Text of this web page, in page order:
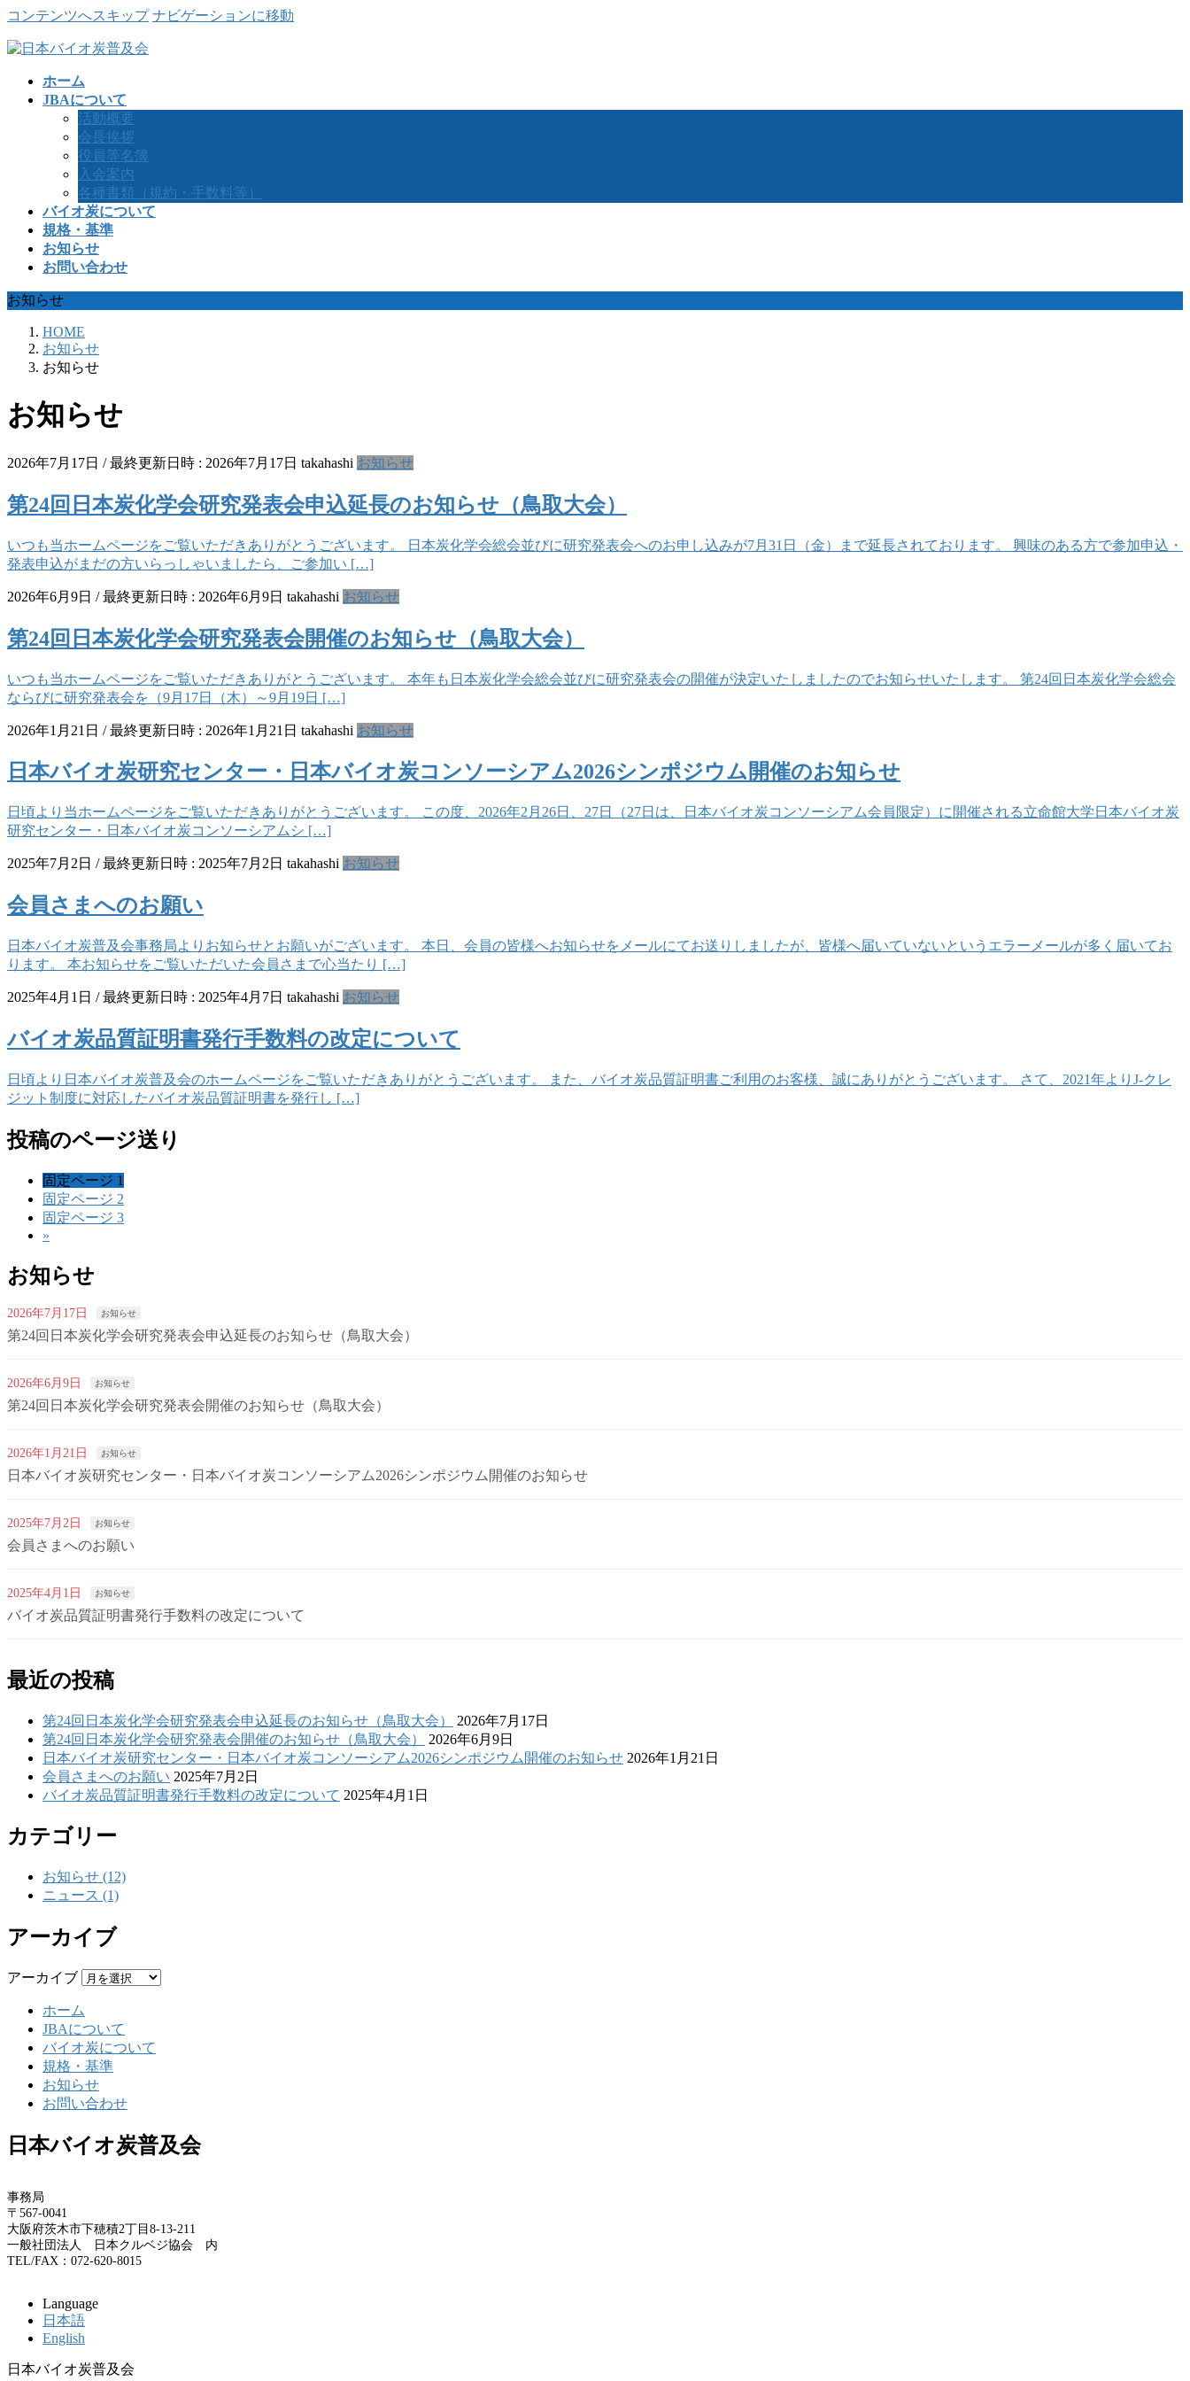
コンテンツへスキップ ナビゲーションに移動
ホーム
JBAについて
活動概要
会長挨拶
役員等名簿
入会案内
各種書類（規約・手数料等）
バイオ炭について
規格・基準
お知らせ
お問い合わせ
お知らせ
HOME
お知らせ
お知らせ
お知らせ
2026年7月17日 / 最終更新日時 : 2026年7月17日 takahashi お知らせ
第24回日本炭化学会研究発表会申込延長のお知らせ（鳥取大会）
いつも当ホームページをご覧いただきありがとうございます。 日本炭化学会総会並びに研究発表会へのお申し込みが7月31日（金）まで延長されております。 興味のある方で参加申込・
発表申込がまだの方いらっしゃいましたら、ご参加い […]
2026年6月9日 / 最終更新日時 : 2026年6月9日 takahashi お知らせ
第24回日本炭化学会研究発表会開催のお知らせ（鳥取大会）
いつも当ホームページをご覧いただきありがとうございます。 本年も日本炭化学会総会並びに研究発表会の開催が決定いたしましたのでお知らせいたします。 第24回日本炭化学会総会
ならびに研究発表会を（9月17日（木）～9月19日 […]
2026年1月21日 / 最終更新日時 : 2026年1月21日 takahashi お知らせ
日本バイオ炭研究センター・日本バイオ炭コンソーシアム2026シンポジウム開催のお知らせ
日頃より当ホームページをご覧いただきありがとうございます。 この度、2026年2月26日、27日（27日は、日本バイオ炭コンソーシアム会員限定）に開催される立命館大学日本バイオ炭
研究センター・日本バイオ炭コンソーシアムシ […]
2025年7月2日 / 最終更新日時 : 2025年7月2日 takahashi お知らせ
会員さまへのお願い
日本バイオ炭普及会事務局よりお知らせとお願いがございます。 本日、会員の皆様へお知らせをメールにてお送りしましたが、皆様へ届いていないというエラーメールが多く届いてお
ります。 本お知らせをご覧いただいた会員さまで心当たり […]
2025年4月1日 / 最終更新日時 : 2025年4月7日 takahashi お知らせ
バイオ炭品質証明書発行手数料の改定について
日頃より日本バイオ炭普及会のホームページをご覧いただきありがとうございます。 また、バイオ炭品質証明書ご利用のお客様、誠にありがとうございます。 さて、2021年よりJ-クレ
ジット制度に対応したバイオ炭品質証明書を発行し […]
投稿のページ送り
固定ページ 1
固定ページ 2
固定ページ 3
»
お知らせ
2026年7月17日 お知らせ
第24回日本炭化学会研究発表会申込延長のお知らせ（鳥取大会）
2026年6月9日 お知らせ
第24回日本炭化学会研究発表会開催のお知らせ（鳥取大会）
2026年1月21日 お知らせ
日本バイオ炭研究センター・日本バイオ炭コンソーシアム2026シンポジウム開催のお知らせ
2025年7月2日 お知らせ
会員さまへのお願い
2025年4月1日 お知らせ
バイオ炭品質証明書発行手数料の改定について
最近の投稿
第24回日本炭化学会研究発表会申込延長のお知らせ（鳥取大会）
2026年7月17日
第24回日本炭化学会研究発表会開催のお知らせ（鳥取大会）
2026年6月9日
日本バイオ炭研究センター・日本バイオ炭コンソーシアム2026シンポジウム開催のお知らせ 2026年1月21日
会員さまへのお願い 2025年7月2日
バイオ炭品質証明書発行手数料の改定について 2025年4月1日
カテゴリー
お知らせ (12)
ニュース (1)
アーカイブ
アーカイブ
ホーム
JBAについて
バイオ炭について
規格・基準
お知らせ
お問い合わせ
日本バイオ炭普及会
事務局
〒567-0041
大阪府茨木市下穂積2丁目8-13-211
一般社団法人 日本クルベジ協会 内
TEL/FAX：072-620-8015
Language
日本語
English
日本バイオ炭普及会